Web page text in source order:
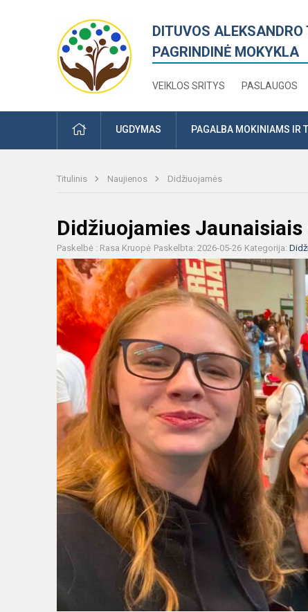
DITUVOS ALEKSANDRO
PAGRINDINĖ MOKYKLA
VEIKLOS SRITYS PASLAUGOS
PRADŽIAUGDYMAS PAGALBA MOKINIAMS IR
Titulinis Naujienos Didžiuojamės
Didžiuojamies
Paskelbė : Rasa Kruopė Paskelbta: 2026-05-26 Kategorija: